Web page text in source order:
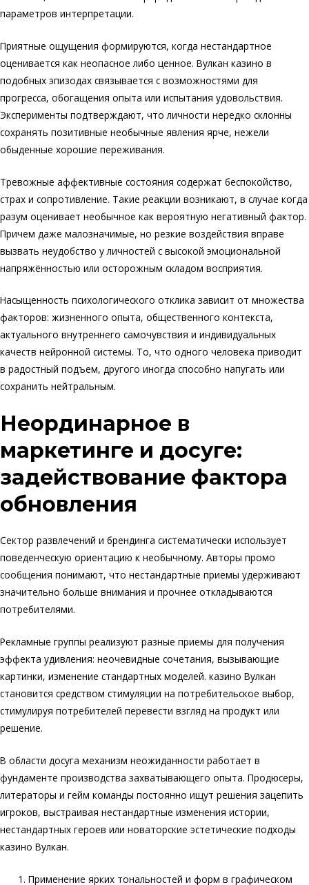
параметров интерпретации.
Приятные ощущения формируются, когда нестандартное
оценивается как неопасное либо ценное. Вулкан казино в
подобных эпизодах связывается с возможностями для
прогресса, обогащения опыта или испытания удовольствия.
Эксперименты подтверждают, что личности нередко склонны
сохранять позитивные необычные явления ярче, нежели
обыденные хорошие переживания.
Тревожные аффективные состояния содержат беспокойство,
страх и сопротивление. Такие реакции возникают, в случае когда
разум оценивает необычное как вероятную негативный фактор.
Причем даже малозначимые, но резкие воздействия вправе
вызвать неудобство у личностей с высокой эмоциональной
напряжённостью или осторожным складом восприятия.
Насыщенность психологического отклика зависит от множества
факторов: жизненного опыта, общественного контекста,
актуального внутреннего самочувствия и индивидуальных
качеств нейронной системы. То, что одного человека приводит
в радостный подъем, другого иногда способно напугать или
сохранить нейтральным.
Неординарное в
маркетинге и досуге:
задействование фактора
обновления
Сектор развлечений и брендинга систематически использует
поведенческую ориентацию к необычному. Авторы промо
сообщения понимают, что нестандартные приемы удерживают
значительно больше внимания и прочнее откладываются
потребителями.
Рекламные группы реализуют разные приемы для получения
эффекта удивления: неочевидные сочетания, вызывающие
картинки, изменение стандартных моделей. казино Вулкан
становится средством стимуляции на потребительское выбор,
стимулируя потребителей перевести взгляд на продукт или
решение.
В области досуга механизм неожиданности работает в
фундаменте производства захватывающего опыта. Продюсеры,
литераторы и гейм команды постоянно ищут решения зацепить
игроков, выстраивая нестандартные изменения истории,
нестандартных героев или новаторские эстетические подходы
казино Вулкан.
Применение ярких тональностей и форм в графическом